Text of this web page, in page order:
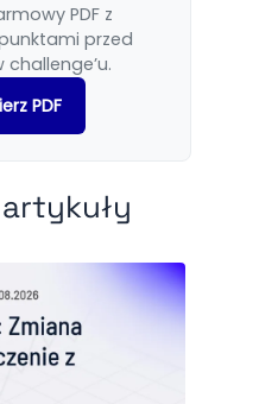
PDF z
przed
PDF